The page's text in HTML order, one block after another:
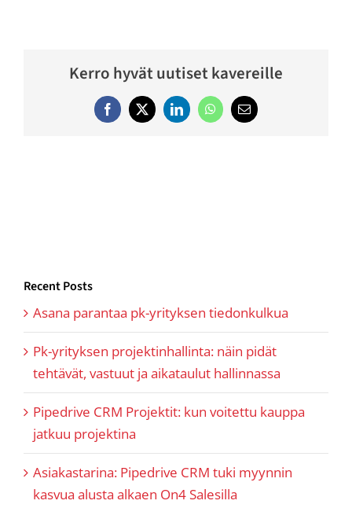
Kerro hyvät uutiset kavereille
FacebookTwitterLinkedInWhatsApp
Email
Recent Posts
Asana parantaa pk-yrityksen tiedonkulkua
Pk-yrityksen projektinhallinta: näin pidät
tehtävät, vastuut ja aikataulut hallinnassa
Pipedrive CRM Projektit: kun voitettu kauppa
jatkuu projektina
Asiakastarina: Pipedrive CRM tuki myynnin
kasvua alusta alkaen On4 Salesilla